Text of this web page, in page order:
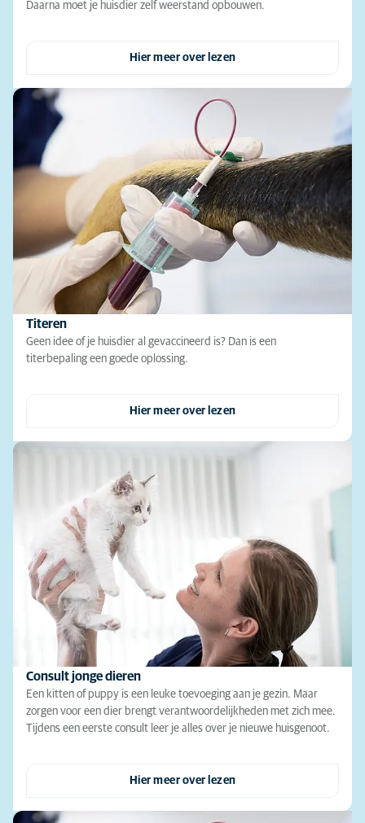
Daarna moet je huisdier zelf weerstand opbouwen.
Hier meer over lezen
Titeren
Geen idee of je huisdier al gevaccineerd is? Dan is een
titerbepaling een goede oplossing.
Hier meer over lezen
Consult jonge dieren
Een kitten of puppy is een leuke toevoeging aan je gezin. Maar
zorgen voor een dier brengt verantwoordelijkheden met zich mee.
Tijdens een eerste consult leer je alles over je nieuwe huisgenoot.
Hier meer over lezen